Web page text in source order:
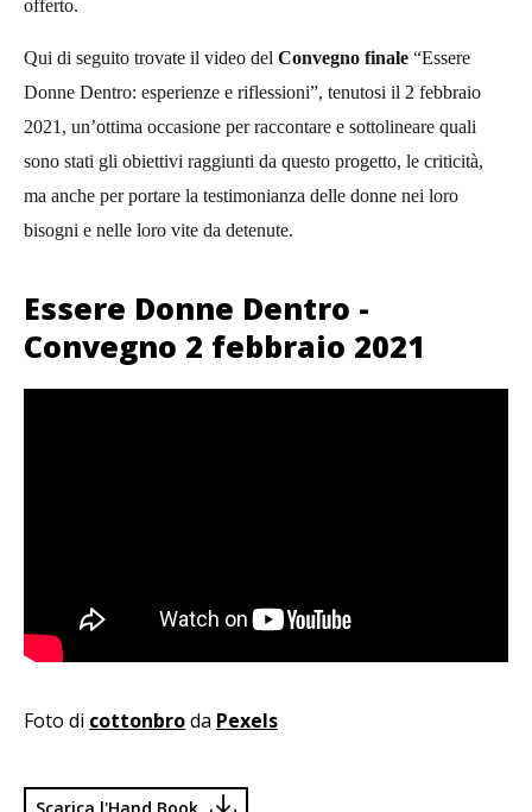
offerto.
Qui di seguito trovate il video del Convegno finale “Essere
Donne Dentro: esperienze e riflessioni”, tenutosi il 2 febbraio
2021, un’ottima occasione per raccontare e sottolineare quali
sono stati gli obiettivi raggiunti da questo progetto, le criticità,
ma anche per portare la testimonianza delle donne nei loro
bisogni e nelle loro vite da detenute.
Essere Donne Dentro -
Convegno 2 febbraio 2021
Foto di cottonbroda Pexels